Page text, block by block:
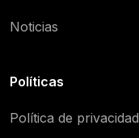
Noticias
Políticas
Política de privacidad